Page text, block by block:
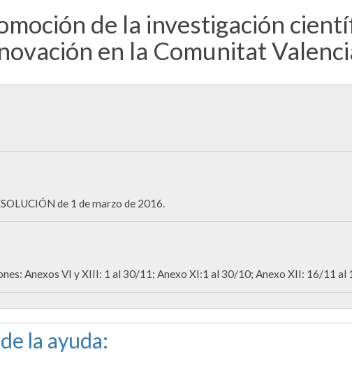
de la investigación
en la Comunitat
de 1 de marzo de 2016.
Anexos VI y XIII: 1 al 30/11; Anexo XI:1 al 30/10; Anexo XII: 16/11 al
la ayuda: